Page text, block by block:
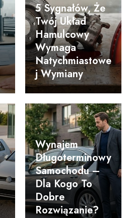
5 Sygnałów, Że
Twój Układ
Hamulcowy
Wymaga
Natychmiastowe
J Wymiany
Wynajem
Długoterminowy
Samochodu –
Dla Kogo To
Dobre
Rozwiązanie?